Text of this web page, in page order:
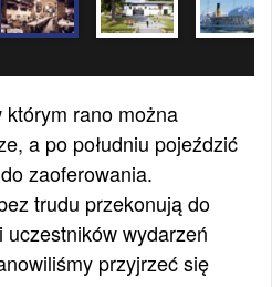
rano można
a po południu pojeździć
zaoferowania.
trudu przekonują do
wydarzeń
przyjrzeć się